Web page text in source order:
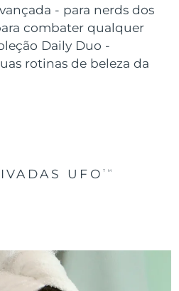
- para nerds dos
combater qualquer
Daily Duo -
rotinas de beleza da
UFOTM